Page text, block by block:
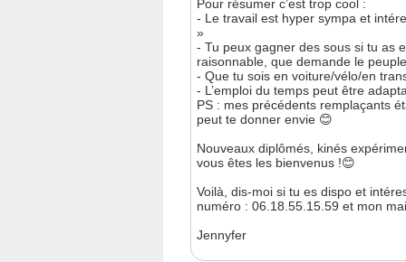
Pour résumer c’est trop cool :
- Le travail est hyper sympa et
»
- Tu peux gagner des sous si tu as
raisonnable, que demande le
- Que tu sois en voiture/vélo/en
- L’emploi du temps peut être
PS : mes précédents remplaçants
peut te donner envie 😊
Nouveaux diplômés, kinés
vous êtes les bienvenus !😊
Voilà, dis-moi si tu es dispo et
numéro : 06.18.55.15.59 et mon
Jennyfer